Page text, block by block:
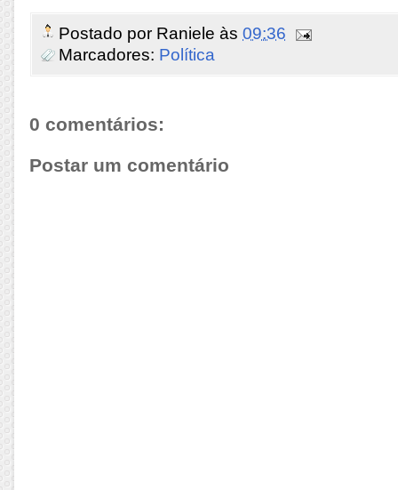
Postado por Raniele às 09:36
Marcadores: Política
0 comentários:
Postar um comentário